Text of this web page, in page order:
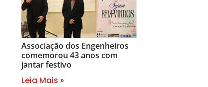
Associação dos Engenheiros
comemorou 43 anos com
jantar festivo
Leia Mais »